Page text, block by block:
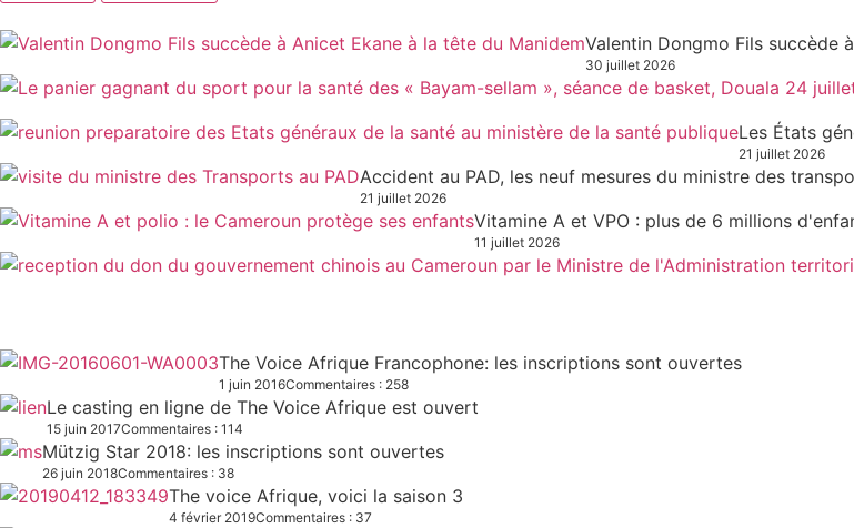
Valentin Dongmo Fils succède
30 juillet 2026
Les États
21 juillet 2026
Accident au PAD, les neuf mesures du ministre des
21 juillet 2026
Vitamine A et VPO : plus de 6 millions
11 juillet 2026
The Voice Afrique Francophone: les inscriptions sont ouvertes
1 juin 2016Commentaires : 258
Le casting en ligne de The Voice Afrique est ouvert
15 juin 2017Commentaires : 114
Mützig Star 2018: les inscriptions sont ouvertes
26 juin 2018Commentaires : 38
The voice Afrique, voici la saison 3
4 février 2019Commentaires : 37